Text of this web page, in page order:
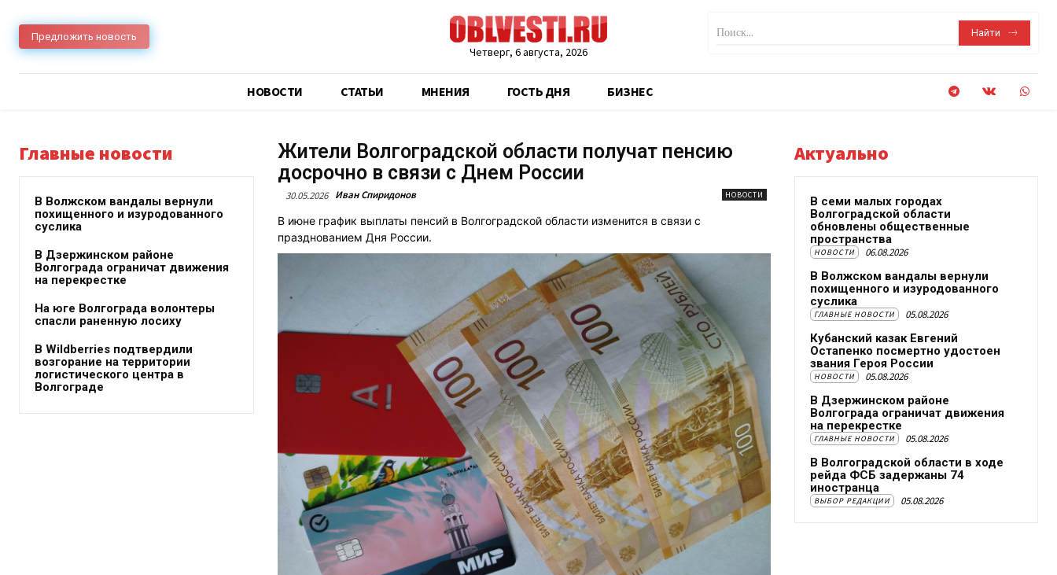
Предложить новость
Четверг, 6 августа, 2026
Поиск... Найти
НОВОСТИ CТАТЬИ МНЕНИЯ ГОСТЬ ДНЯ БИЗНЕС
Главные новости
В Волжском вандалы вернули
похищенного и изуродованного
суслика
В Дзержинском районе
Волгограда ограничат движения
на перекрестке
На юге Волгограда волонтеры
спасли раненную лосиху
В Wildberries подтвердили
возгорание на территории
логистического центра в
Волгограде
Жители Волгоградской области получат пенсию
досрочно в связи с Днем России
30.05.2026 Иван Спиридонов НОВОСТИ
В июне график выплаты пенсий в Волгоградской области изменится в связи с
празднованием Дня России.
Актуально
В семи малых городах
Волгоградской области
обновлены общественные
пространства
НОВОСТИ 06.08.2026
В Волжском вандалы вернули
похищенного и изуродованного
суслика
ГЛАВНЫЕ НОВОСТИ 05.08.2026
Кубанский казак Евгений
Остапенко посмертно удостоен
звания Героя России
НОВОСТИ 05.08.2026
В Дзержинском районе
Волгограда ограничат движения
на перекрестке
ГЛАВНЫЕ НОВОСТИ 05.08.2026
В Волгоградской области в ходе
рейда ФСБ задержаны 74
иностранца
ВЫБОР РЕДАКЦИИ 05.08.2026